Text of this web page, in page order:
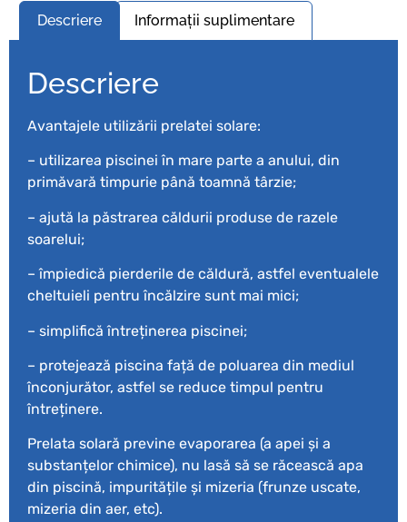
Descriere Informații suplimentare
Descriere
Avantajele utilizării prelatei solare:
– utilizarea piscinei în mare parte a anului, din
primăvară timpurie până toamnă târzie;
– ajută la păstrarea căldurii produse de razele
soarelui;
– împiedică pierderile de căldură, astfel eventualele
cheltuieli pentru încălzire sunt mai mici;
– simplifică întreținerea piscinei;
– protejează piscina față de poluarea din mediul
înconjurător, astfel se reduce timpul pentru
întreținere.
Prelata solară previne evaporarea (a apei și a
substanțelor chimice), nu lasă să se răcească apa
din piscină, impuritățile și mizeria (frunze uscate,
mizeria din aer, etc).